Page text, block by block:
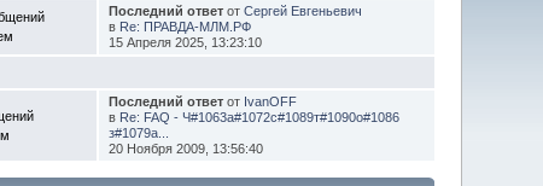
Последний ответот Сергей Евгеньевич
в Re: ПРАВДА-МЛМ.РФ
15 Апреля 2025, 13:23:10
Последний ответот IvanOFF
в Re: FAQ - Ч#1063а#1072с#1089т#1090о#1086
з#1079а...
20 Ноября 2009, 13:56:40